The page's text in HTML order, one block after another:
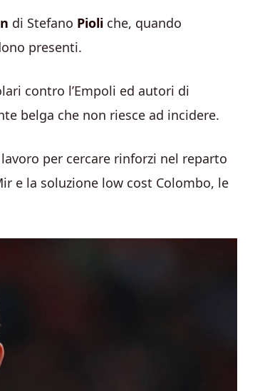
di Stefano Pioli che, quando
presenti.
contro l’Empoli ed autori di
belga che non riesce ad incidere.
per cercare rinforzi nel reparto
e la soluzione low cost Colombo, le